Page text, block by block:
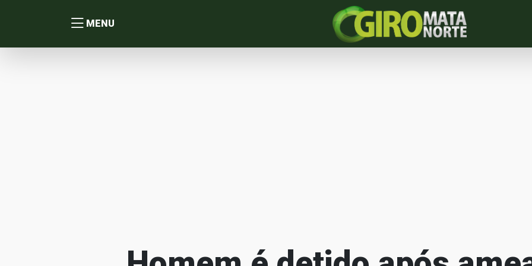
MENU